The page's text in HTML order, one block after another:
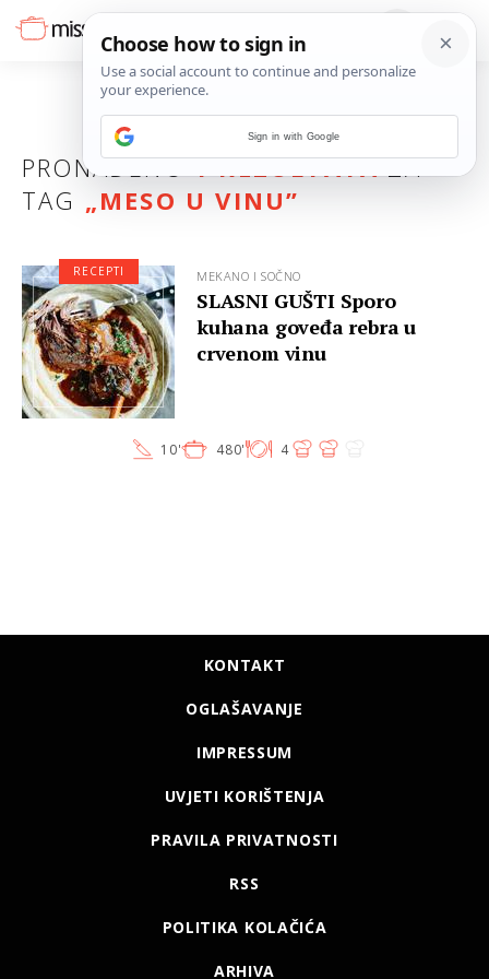
PRONAĐENO1 REZULTATAZA
TAG „MESO U VINU”
MEKANO I SOČNO
SLASNI GUŠTI Sporo
kuhana goveđa rebra u
crvenom vinu
10' 480' 4
RECEPTI
KONTAKT
OGLAŠAVANJE
IMPRESSUM
UVJETI KORIŠTENJA
PRAVILA PRIVATNOSTI
RSS
POLITIKA KOLAČIĆA
ARHIVA
Sign in with Google